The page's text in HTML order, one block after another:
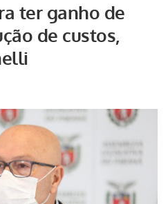
ter ganho de
de custos,